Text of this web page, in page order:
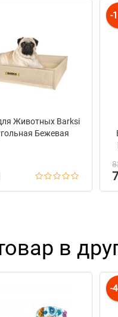
Животных Barksi
Бежевая
-
в
-